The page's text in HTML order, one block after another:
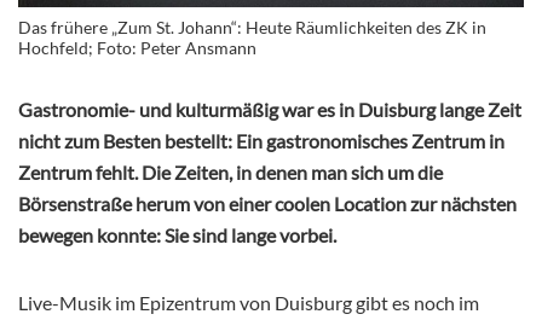
Das frühere „Zum St. Johann“: Heute Räumlichkeiten des ZK in
Hochfeld; Foto: Peter Ansmann
Gastronomie- und kulturmäßig war es in Duisburg lange Zeit
nicht zum Besten bestellt: Ein gastronomisches Zentrum in
Zentrum fehlt. Die Zeiten, in denen man sich um die
Börsenstraße herum von einer coolen Location zur nächsten
bewegen konnte: Sie sind lange vorbei.
Live-Musik im Epizentrum von Duisburg gibt es noch im